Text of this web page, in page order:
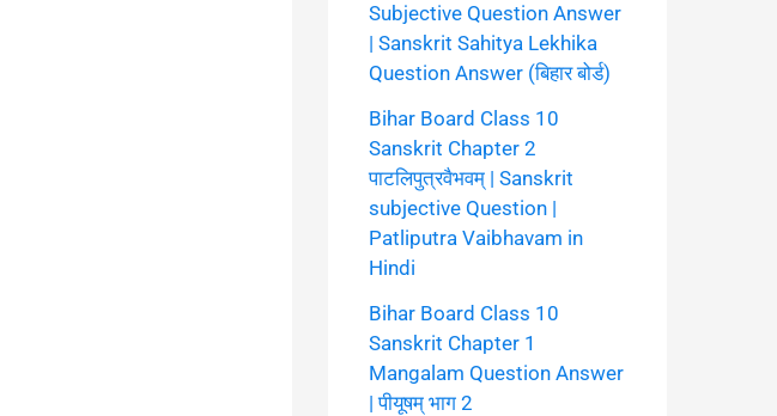
Subjective Question Answer
| Sanskrit Sahitya Lekhika
Question Answer (बिहार बोर्ड)
Bihar Board Class 10
Sanskrit Chapter 2
पाटलिपुत्रवैभवम् | Sanskrit
subjective Question |
Patliputra Vaibhavam in
Hindi
Bihar Board Class 10
Sanskrit Chapter 1
Mangalam Question Answer
| पीयूषम् भाग 2